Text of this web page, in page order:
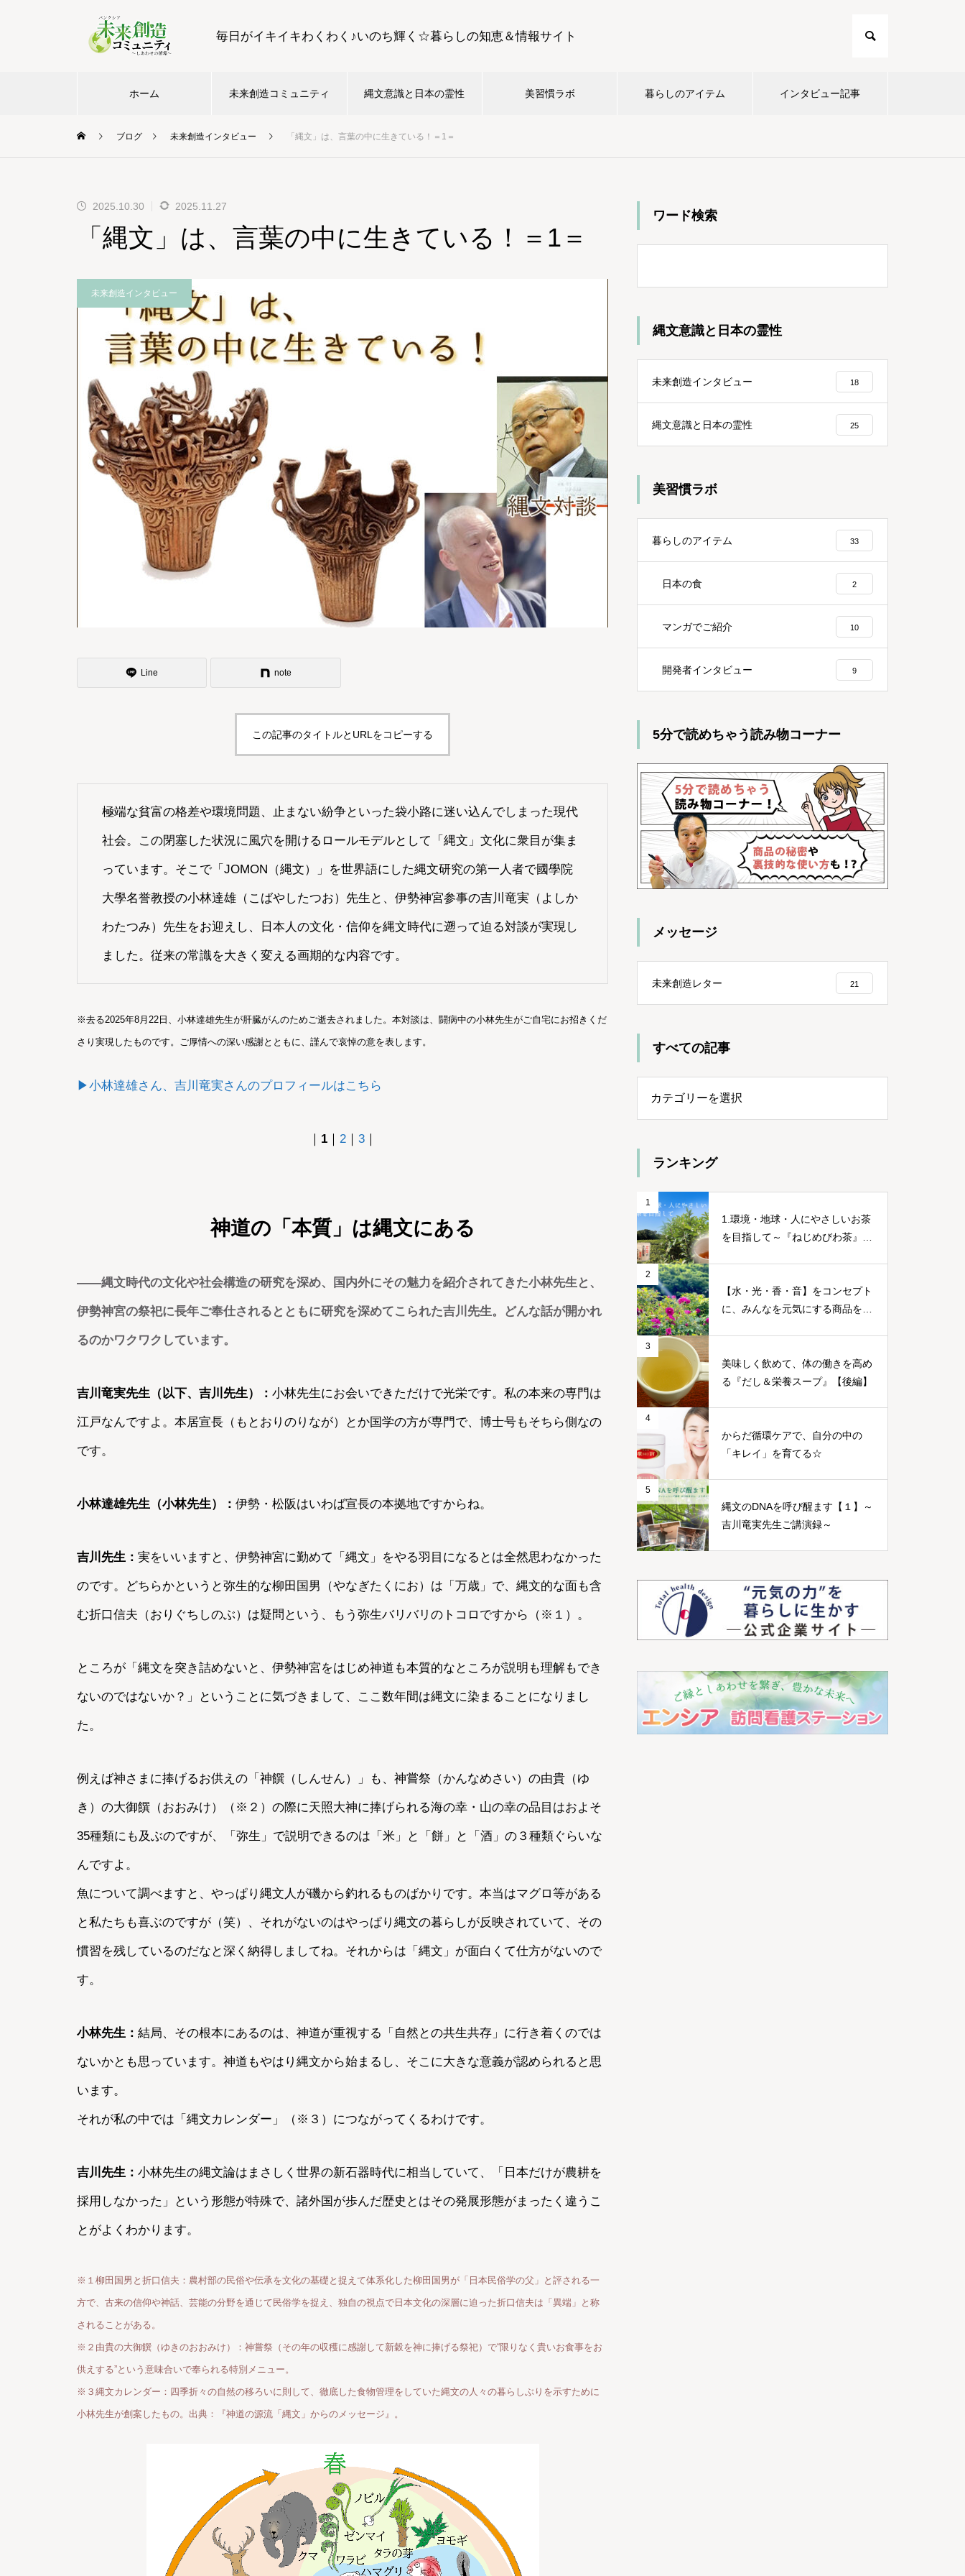
毎日がイキイキわくわく♪いのち輝く☆暮らしの知恵＆情報サイト
ホーム 未来創造コミュニティ 縄文意識と日本の霊性 美習慣ラボ 暮らしのアイテム インタビュー記事
ブログ 未来創造インタビュー 「縄文」は、言葉の中に生きている！＝1＝
2025.10.30 2025.11.27
「縄文」は、言葉の中に生きている！＝1＝
未来創造インタビュー
Line note
この記事のタイトルとURLをコピーする
極端な貧富の格差や環境問題、止まない紛争といった袋小路に迷い込んでしまった現代
社会。この閉塞した状況に風穴を開けるロールモデルとして「縄文」文化に衆目が集ま
っています。そこで「JOMON（縄文）」を世界語にした縄文研究の第一人者で國學院
大學名誉教授の小林達雄（こばやしたつお）先生と、伊勢神宮参事の吉川竜実（よしか
わたつみ）先生をお迎えし、日本人の文化・信仰を縄文時代に遡って迫る対談が実現し
ました。従来の常識を大きく変える画期的な内容です。
※去る2025年8月22日、小林達雄先生が肝臓がんのためご逝去されました。本対談は、闘病中の小林先生がご自宅にお招きくだ
さり実現したものです。ご厚情への深い感謝とともに、謹んで哀悼の意を表します。
▶小林達雄さん、吉川竜実さんのプロフィールはこちら
1｜ 2｜ 3｜
神道の「本質」は縄文にある
――縄文時代の文化や社会構造の研究を深め、国内外にその魅力を紹介されてきた小林先生と、
伊勢神宮の祭祀に長年ご奉仕されるとともに研究を深めてこられた吉川先生。どんな話が開かれ
るのかワクワクしています。
吉川竜実先生（以下、吉川先生）： 小林先生にお会いできただけで光栄です。私の本来の専門は
江戸なんですよ。本居宣長（もとおりのりなが）とか国学の方が専門で、博士号もそちら側なの
です。
小林達雄先生（小林先生）： 伊勢・松阪はいわば宣長の本拠地ですからね。
吉川先生： 実をいいますと、伊勢神宮に勤めて「縄文」をやる羽目になるとは全然思わなかった
のです。どちらかというと弥生的な柳田国男（やなぎたくにお）は「万歳」で、縄文的な面も含
む折口信夫（おりぐちしのぶ）は疑問という、もう弥生バリバリのトコロですから（※１）。
ところが「縄文を突き詰めないと、伊勢神宮をはじめ神道も本質的なところが説明も理解もでき
ないのではないか？」ということに気づきまして、ここ数年間は縄文に染まることになりまし
た。
例えば神さまに捧げるお供えの「神饌（しんせん）」も、神嘗祭（かんなめさい）の由貴（ゆ
き）の大御饌（おおみけ）（※２）の際に天照大神に捧げられる海の幸・山の幸の品目はおよそ
35種類にも及ぶのですが、「弥生」で説明できるのは「米」と「餅」と「酒」の３種類ぐらいな
んですよ。
魚について調べますと、やっぱり縄文人が磯から釣れるものばかりです。本当はマグロ等がある
と私たちも喜ぶのですが（笑）、それがないのはやっぱり縄文の暮らしが反映されていて、その
慣習を残しているのだなと深く納得しましてね。それからは「縄文」が面白くて仕方がないので
す。
小林先生： 結局、その根本にあるのは、神道が重視する「自然との共生共存」に行き着くのでは
ないかとも思っています。神道もやはり縄文から始まるし、そこに大きな意義が認められると思
います。
それが私の中では「縄文カレンダー」（※３）につながってくるわけです。
吉川先生： 小林先生の縄文論はまさしく世界の新石器時代に相当していて、「日本だけが農耕を
採用しなかった」という形態が特殊で、諸外国が歩んだ歴史とはその発展形態がまったく違うこ
とがよくわかります。
※１柳田国男と折口信夫：農村部の民俗や伝承を文化の基礎と捉えて体系化した柳田国男が「日本民俗学の父」と評される一
方で、古来の信仰や神話、芸能の分野を通じて民俗学を捉え、独自の視点で日本文化の深層に迫った折口信夫は「異端」と称
されることがある。
※２由貴の大御饌（ゆきのおおみけ）：神嘗祭（その年の収穫に感謝して新穀を神に捧げる祭祀）で“限りなく貴いお食事をお
供えする”という意味合いで奉られる特別メニュー。
※３縄文カレンダー：四季折々の自然の移ろいに則して、徹底した食物管理をしていた縄文の人々の暮らしぶりを示すために
小林先生が創案したもの。出典：『神道の源流「縄文」からのメッセージ』。
ワード検索
縄文意識と日本の霊性
未来創造インタビュー 18
縄文意識と日本の霊性 25
美習慣ラボ
暮らしのアイテム 33
日本の食 2
マンガでご紹介 10
開発者インタビュー 9
5分で読めちゃう読み物コーナー
メッセージ
未来創造レター 21
すべての記事
ランキング
1
1.環境・地球・人にやさしいお茶
を目指して～『ねじめびわ茶』誕
2
【水・光・香・音】をコンセプト
に、みんなを元気にする商品をつ
3
美味しく飲めて、体の働きを高め
る『だし＆栄養スープ』【後編】
4
からだ循環ケアで、自分の中の
「キレイ」を育てる☆
5
縄文のDNAを呼び醒ます【１】～
吉川竜実先生ご講演録～